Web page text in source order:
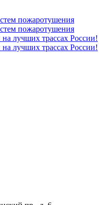
пожаротушения
пожаротушения
лучших трассах России!
лучших трассах России!